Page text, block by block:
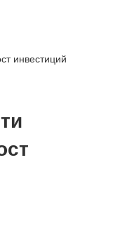
инвестиций